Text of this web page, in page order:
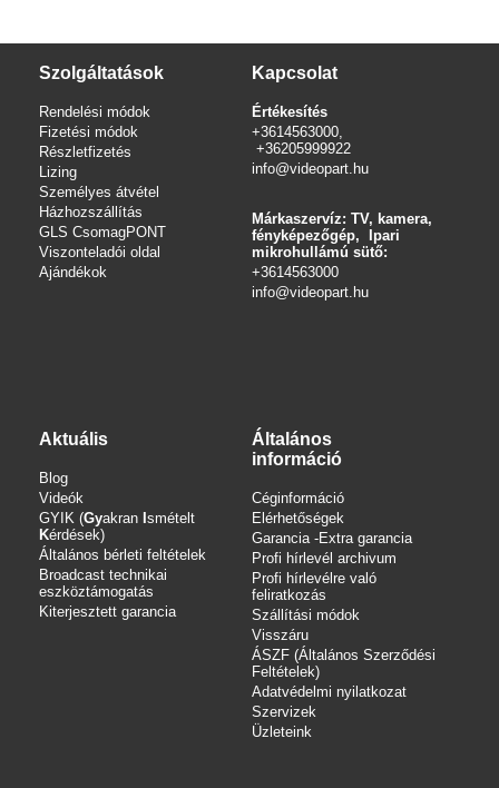
Szolgáltatások
Rendelési módok
Fizetési módok
Részletfizetés
Lizing
Személyes átvétel
Házhozszállítás
GLS CsomagPONT
Viszonteladói oldal
Ajándékok
Kapcsolat
Értékesítés
+3614563000,
+36205999922
info@videopart.hu
Márkaszervíz: TV, kamera,
fényképezőgép, Ipari
mikrohullámú sütő:
+3614563000
info@videopart.hu
Aktuális
Blog
Videók
GYIK (Gyakran smételt
Kérdések)
Általános bérleti feltételek
Broadcast technikai
eszköztámogatás
Kiterjesztett garancia
Általános
információ
Céginformáció
Elérhetőségek
Garancia -Extra garancia
Profi hírlevél archivum
Profi hírlevélre való
feliratkozás
Szállítási módok
Visszáru
ÁSZF (Általános Szerződési
Feltételek)
Adatvédelmi nyilatkozat
Szervizek
Üzleteink